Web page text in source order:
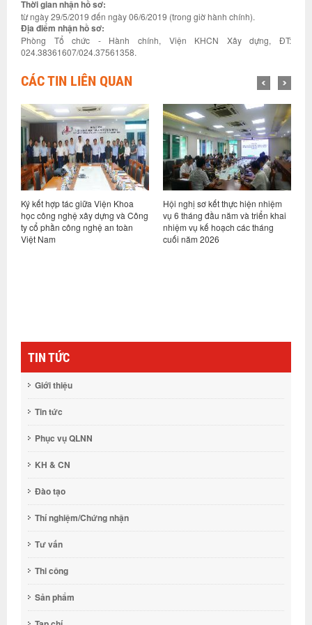
Thời gian nhận hồ sơ:
từ ngày 29/5/2019 đến ngày 06/6/2019 (trong giờ hành chính).
Địa điểm nhận hồ sơ:
Phòng Tổ chức - Hành chính, Viện KHCN Xây dựng, ĐT:
024.38361607/024.37561358.
CÁC TIN LIÊN QUAN
Ký kết hợp tác giữa Viện Khoa
học công nghệ xây dựng và Công
ty cổ phần công nghệ an toàn
Việt Nam
Hội nghị sơ kết thực hiện nhiệm
vụ 6 tháng đầu năm và triển khai
nhiệm vụ kế hoạch các tháng
cuối năm 2026
TIN TỨC
Giới thiệu
Tin tức
Phục vụ QLNN
KH & CN
Đào tạo
Thí nghiệm/Chứng nhận
Tư vấn
Thi công
Sản phẩm